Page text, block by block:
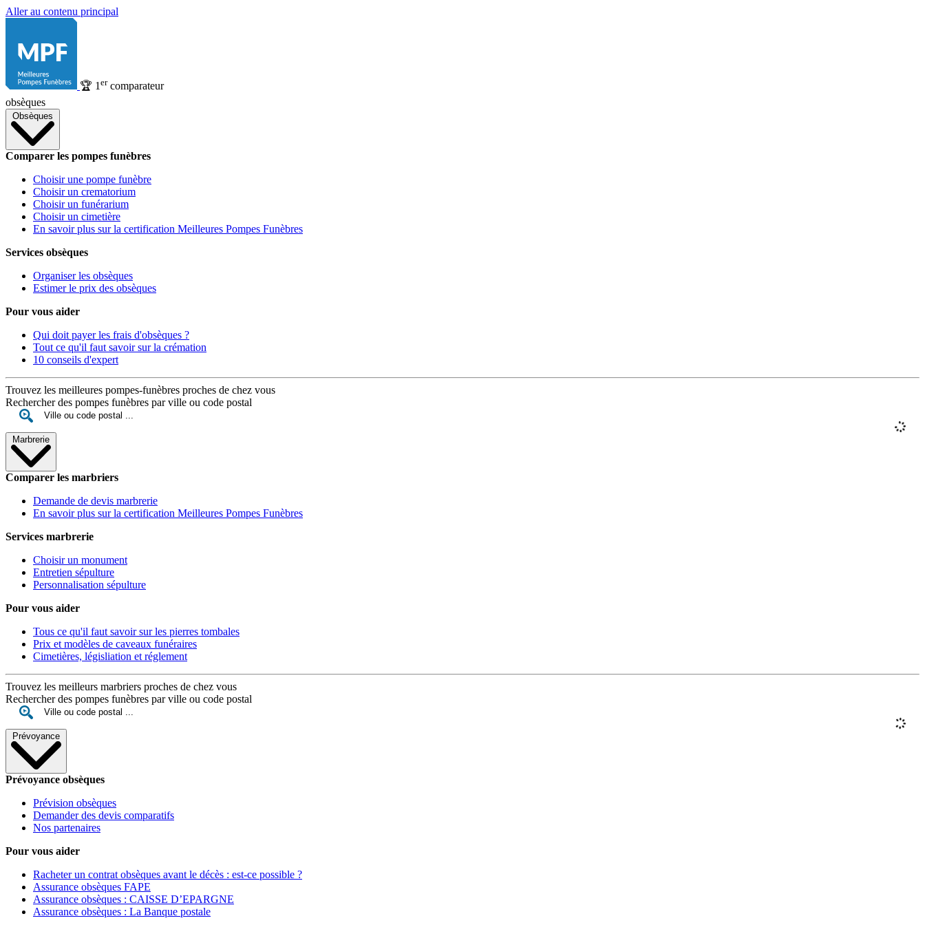
Aller au contenu principal
🏆 1 ercomparateur
obsèques
Obsèques
Comparer les pompes funèbres
Choisir une pompe funèbre
Choisir un crematorium
Choisir un funérarium
Choisir un cimetière
En savoir plus sur la certification Meilleures Pompes Funèbres
Services obsèques
Organiser les obsèques
Estimer le prix des obsèques
Pour vous aider
Qui doit payer les frais d'obsèques ?
Tout ce qu'il faut savoir sur la crémation
10 conseils d'expert
Trouvez les meilleures pompes-funèbres proches de chez vous
Rechercher des pompes funèbres par ville ou code postal
Marbrerie
Comparer les marbriers
Demande de devis marbrerie
En savoir plus sur la certification Meilleures Pompes Funèbres
Services marbrerie
Choisir un monument
Entretien sépulture
Personnalisation sépulture
Pour vous aider
Tous ce qu'il faut savoir sur les pierres tombales
Prix et modèles de caveaux funéraires
Cimetières, législiation et réglement
Trouvez les meilleurs marbriers proches de chez vous
Rechercher des pompes funèbres par ville ou code postal
Prévoyance
Prévoyance obsèques
Prévision obsèques
Demander des devis comparatifs
Nos partenaires
Pour vous aider
Racheter un contrat obsèques avant le décès : est-ce possible ?
Assurance obsèques FAPE
Assurance obsèques : CAISSE D’EPARGNE
Assurance obsèques : La Banque postale